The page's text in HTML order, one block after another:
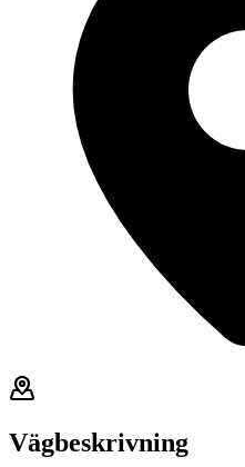
Vägbeskrivning